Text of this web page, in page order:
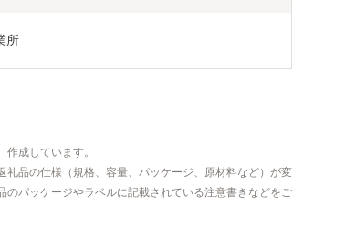
所
成しています。
品の仕様（規格、容量、パッケージ、原材料など）が変
パッケージやラベルに記載されている注意書きなどをご